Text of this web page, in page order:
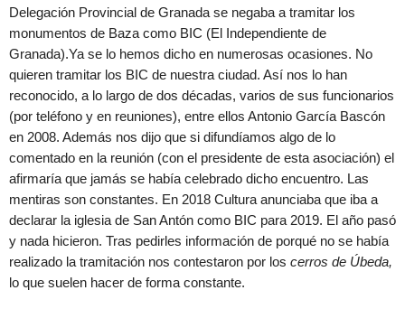
Delegación Provincial de Granada se negaba a tramitar los
monumentos de Baza como BIC (El Independiente de
Granada).Ya se lo hemos dicho en numerosas ocasiones. No
quieren tramitar los BIC de nuestra ciudad. Así nos lo han
reconocido, a lo largo de dos décadas, varios de sus funcionarios
(por teléfono y en reuniones), entre ellos Antonio García Bascón
en 2008. Además nos dijo que si difundíamos algo de lo
comentado en la reunión (con el presidente de esta asociación) el
afirmaría que jamás se había celebrado dicho encuentro. Las
mentiras son constantes. En 2018 Cultura anunciaba que iba a
declarar la iglesia de San Antón como BIC para 2019. El año pasó
y nada hicieron. Tras pedirles información de porqué no se había
realizado la tramitación nos contestaron por los cerros de Úbeda,
lo que suelen hacer de forma constante.